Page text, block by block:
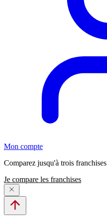
Mon compte
Comparez jusqu'à trois franchises
Je compare les franchises